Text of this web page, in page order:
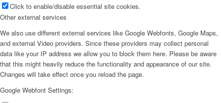
Click to enable/disable essential site cookies.
Other external services
We also use different external services like Google Webfonts, Google Maps,
and external Video providers. Since these providers may collect personal
data like your IP address we allow you to block them here. Please be aware
that this might heavily reduce the functionality and appearance of our site.
Changes will take effect once you reload the page.
Google Webfont Settings: